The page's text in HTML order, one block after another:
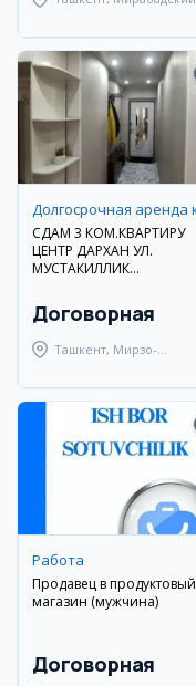
СДАМ 3 КОМ.КВАРТИРУ
ЦЕНТР ДАРХАН УЛ.
МУСТАКИЛЛИК
Договорная
Ташкент, Мирзо-
Работа
Продавец в продуктовый
магазин (мужчина)
Договорная